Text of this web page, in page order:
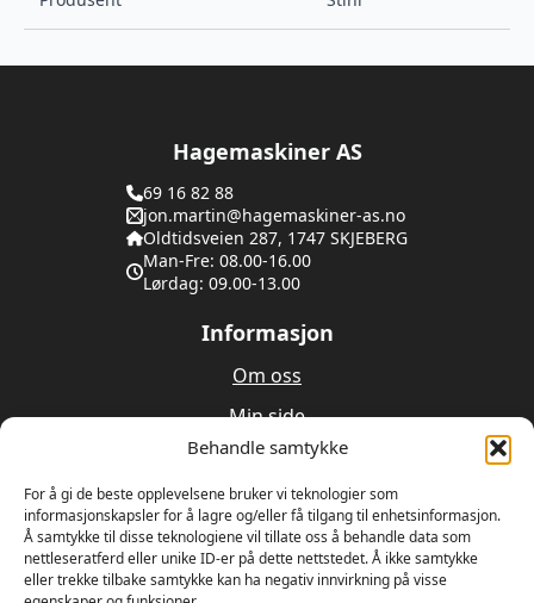
Behandle samtykke
For å gi de beste opplevelsene bruker vi teknologier som
informasjonskapsler for å lagre og/eller få tilgang til enhetsinformasjon.
Å samtykke til disse teknologiene vil tillate oss å behandle data som
nettleseratferd eller unike ID-er på dette nettstedet. Å ikke samtykke
eller trekke tilbake samtykke kan ha negativ innvirkning på visse
Hagemaskiner AS
69 16 82 88
jon.martin@hagemaskiner-as.no
Oldtidsveien 287, 1747 SKJEBERG
Man-Fre: 08.00-16.00
Lørdag: 09.00-13.00
Informasjon
Om oss
Min side
Utleie
Verksted
Om oss